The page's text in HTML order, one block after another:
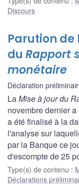
Discours
Parution de
du Rapport
monétaire
Déclaration
LaMise à jour du
novembre dernier
a été finalisé à la
l'analyse sur
par la Banque ce
d'escompte de 25
Type(s) de contenu :
Déclarations